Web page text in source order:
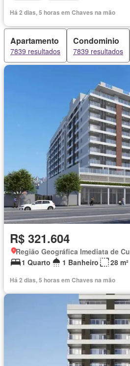
Há 2 dias, 5 horas em Chaves na mão
Apartamento
7839 resultados
Condominio
7839 resultados
R$ 321.604
1 Quarto
1 Banheiro 28 m²
Há 2 dias, 5 horas em Chaves na mão